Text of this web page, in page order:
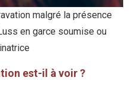
malgré la présence
en garce soumise ou
est-il à voir ?